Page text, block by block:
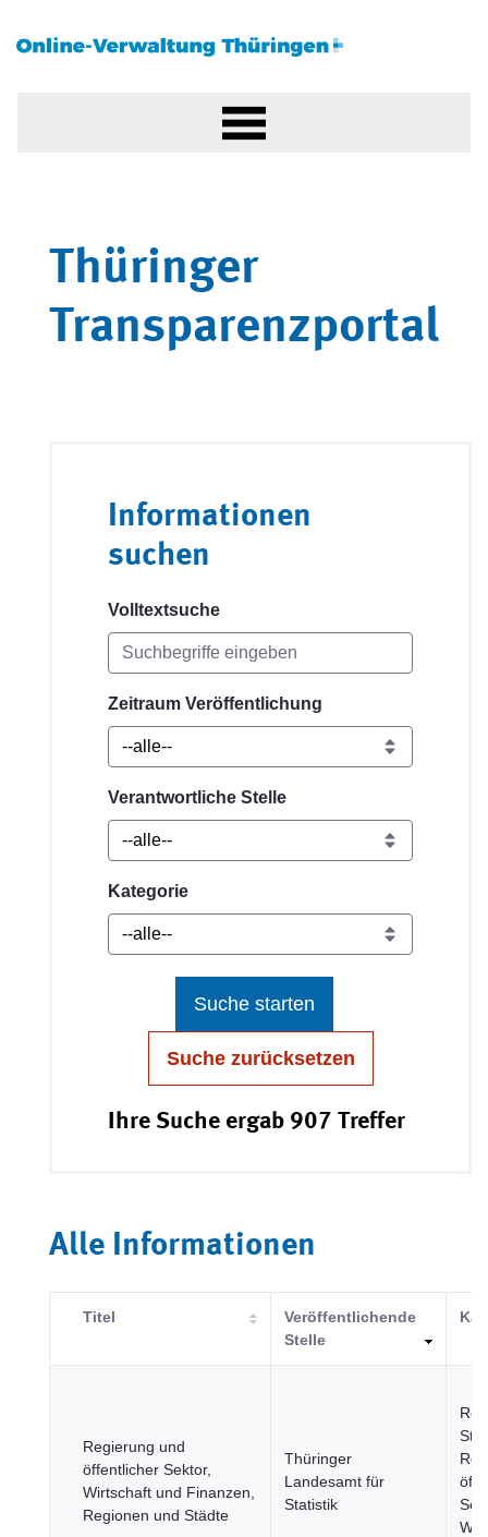
Thüringer
Transparenzportal
Informationen
suchen
Volltextsuche
Zeitraum Veröffentlichung
Verantwortliche Stelle
Kategorie
Suche starten
Suche zurücksetzen
Ihre Suche ergab 907 Treffer
Alle Informationen
Titel
Veröffentlichende
Stelle
Regierung und
öffentlicher Sektor,
Wirtschaft und Finanzen,
Regionen und Städte
Thüringer
Landesamt für
Statistik